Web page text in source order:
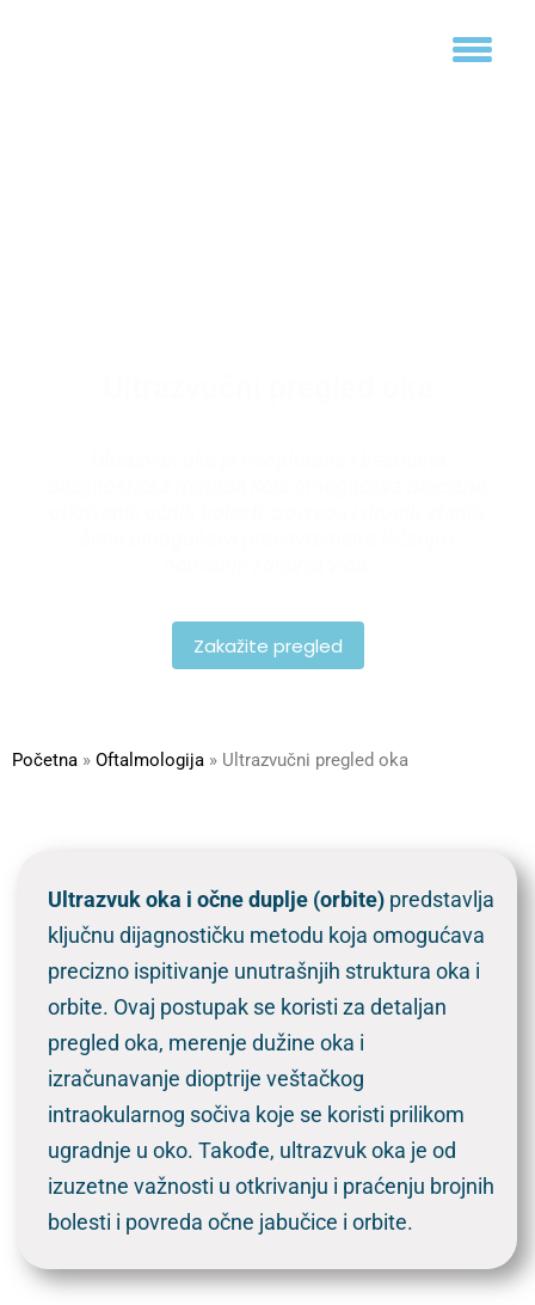
Zakažite pregled
Početna » Oftalmologija » Ultrazvučni pregled oka
Ultrazvuk oka i očne duplje (orbite) predstavlja
ključnu dijagnostičku metodu koja omogućava
precizno ispitivanje unutrašnjih struktura oka i
orbite. Ovaj postupak se koristi za detaljan
pregled oka, merenje dužine oka i
izračunavanje dioptrije veštačkog
intraokularnog sočiva koje se koristi prilikom
ugradnje u oko. Takođe, ultrazvuk oka je od
izuzetne važnosti u otkrivanju i praćenju brojnih
bolesti i povreda očne jabučice i orbite.